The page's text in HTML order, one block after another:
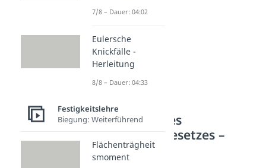
Anwendung des
Hookeschen Gesetzes –
Beispiel
7/8 – Dauer: 04:02
Eulersche
Knickfälle -
Herleitung
8/8 – Dauer: 04:33
Festigkeitslehre
Biegung: Weiterführend
Flächenträgheit
smoment